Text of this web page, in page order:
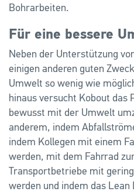
Bohrarbeiten.
Für eine bessere
Neben der Unterstützung
einigen anderen guten
Umwelt so wenig wie
hinaus versucht Kobout das
bewusst mit der Umwelt
anderem, indem
indem Kollegen mit einem
werden, mit dem Fahrrad
Transportbetriebe mit
werden und indem das Lean